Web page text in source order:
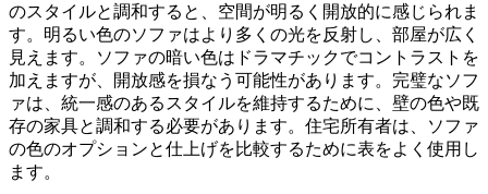
のスタイルと調和すると、空間が明るく開放的に感じられま
す。明るい色のソファはより多くの光を反射し、部屋が広く
見えます。ソファの暗い色はドラマチックでコントラストを
加えますが、開放感を損なう可能性があります。完璧なソフ
ァは、統一感のあるスタイルを維持するために、壁の色や既
存の家具と調和する必要があります。住宅所有者は、ソファ
の色のオプションと仕上げを比較するために表をよく使用し
ます。